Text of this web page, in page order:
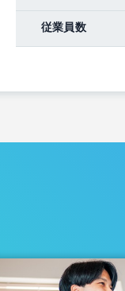
従業員数